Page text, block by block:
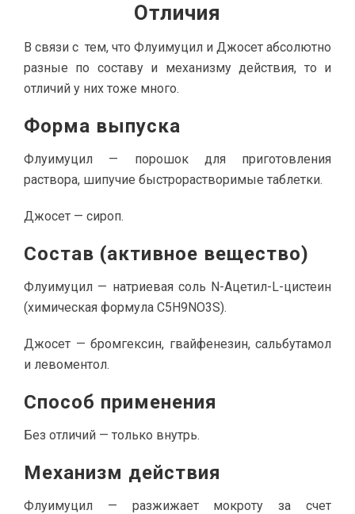
Отличия
В связи с тем, что Флуимуцил и Джосет абсолютно
разные по составу и механизму действия, то и
отличий у них тоже много.
Форма выпуска
Флуимуцил — порошок для приготовления
раствора, шипучие быстрорастворимые таблетки.
Джосет — сироп.
Состав (активное вещество)
Флуимуцил — натриевая соль N-Ацетил-L-цистеин
(химическая формула C5H9NO3S).
Джосет — бромгексин, гвайфенезин, сальбутамол
и левоментол.
Способ применения
Без отличий — только внутрь.
Механизм действия
Флуимуцил — разжижает мокроту за счет